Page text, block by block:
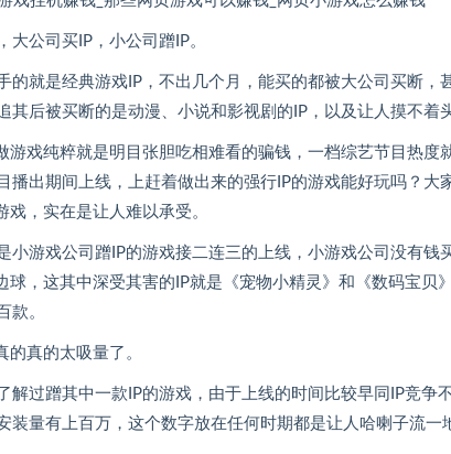
大公司买IP，小公司蹭IP。
的就是经典游戏IP，不出几个月，能买的都被大公司买断，
其后被买断的是动漫、小说和影视剧的IP，以及让人摸不着
游戏纯粹就是明目张胆吃相难看的骗钱，一档综艺节目热
播出期间上线，上赶着做出来的强行IP的游戏能好玩吗？大
戏，实在是让人难以承受。
小游戏公司蹭IP的游戏接二连三的上线，小游戏公司没有钱
球，这其中深受其害的IP就是《宠物小精灵》和《数码宝贝
款。
的真的太吸量了。
解过蹭其中一款IP的游戏，由于上线的时间比较早同IP竞争
装量有上百万，这个数字放在任何时期都是让人哈喇子流一